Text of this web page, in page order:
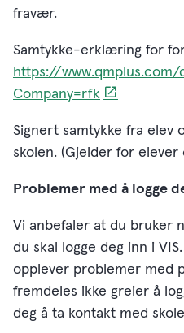
fravær.
Samtykke-erklæring for
https://www.qmplus.com/
Company=rfk
Signert samtykke fra elev
skolen. (Gjelder for elever
Problemer med å logge
Vi anbefaler at du bruker
du skal logge deg inn i
opplever problemer med
fremdeles ikke greier å
deg å ta kontakt med